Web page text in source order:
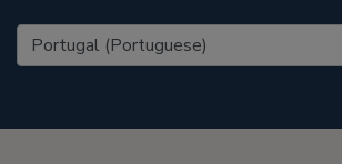
United States (EN)